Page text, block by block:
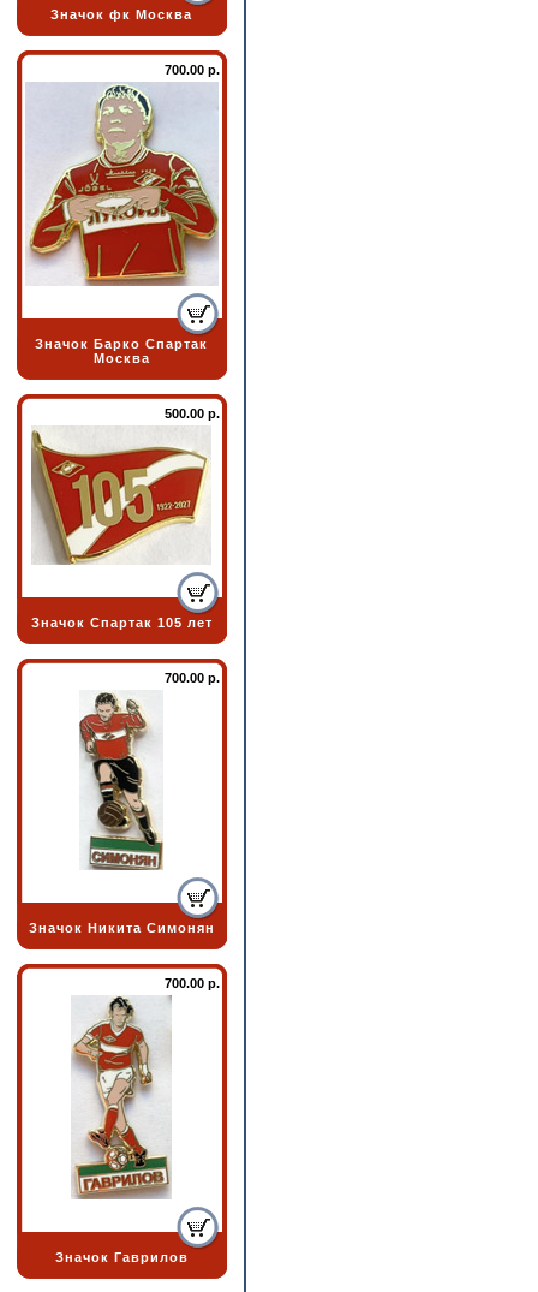
Значок фк Москва
700.00 р.
Значок Барко Спартак
Москва
500.00 р.
Значок Спартак 105 лет
700.00 р.
Значок Никита Симонян
700.00 р.
Значок Гаврилов